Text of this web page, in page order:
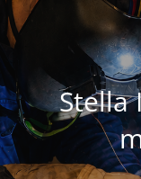
Stella